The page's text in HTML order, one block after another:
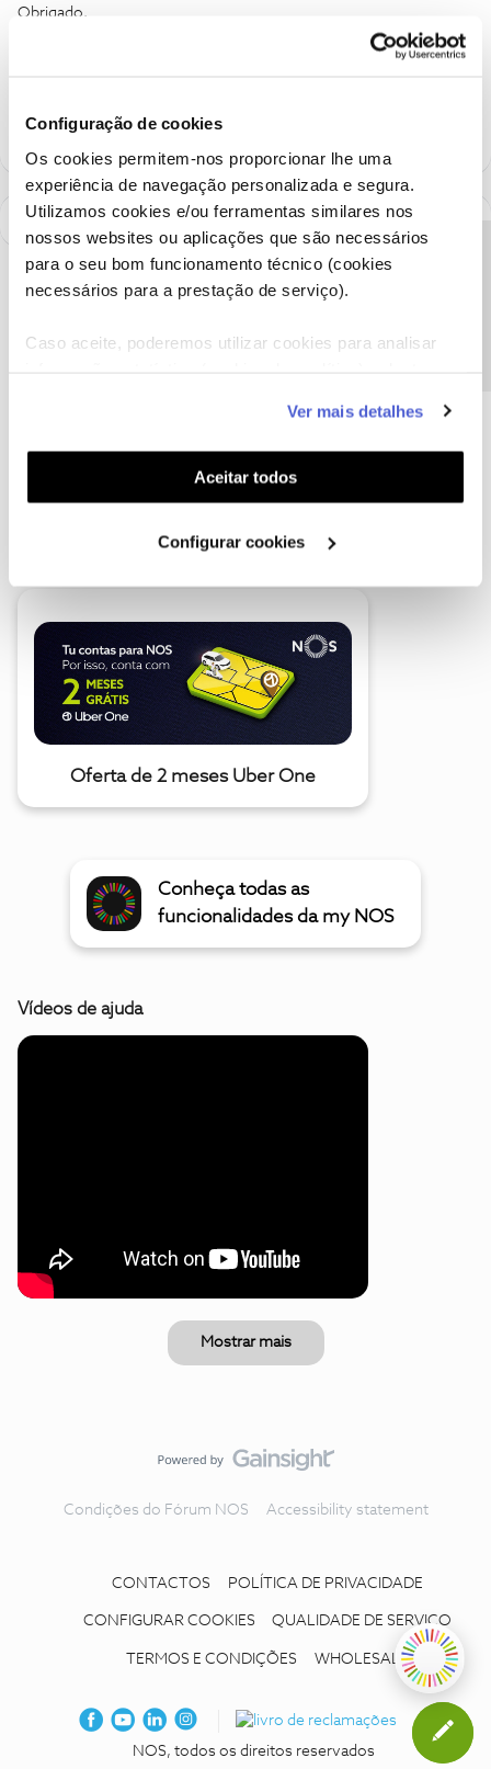
Configuração de cookies
Os cookies permitem-nos proporcionar lhe uma
experiência de navegação personalizada e segura.
Utilizamos cookies e/ou ferramentas similares nos
nossos websites ou aplicações que são necessários
para o seu bom funcionamento técnico (cookies
necessários para a prestação de serviço).
Caso aceite, poderemos utilizar cookies para analisar
funcionalidades (cookies de personalização e
funcionalidade) e adaptar anúncios aos seus interesses
(cookies de publicidade personalizada). Pode gerir a
utilização dos cookies clicando em "Configurar
Ver mais detalhes
Aceitar todos
Configurar cookies
Obrigado,
Oferta de 2 meses Uber One
Conheça todas as
funcionalidades da my NOS
Vídeos de ajuda
Mostrar mais
Condições do Fórum NOS Accessibility statement
CONTACTOS POLÍTICA DE PRIVACIDADE
CONFIGURAR COOKIES QUALIDADE DE SERVIÇO
TERMOS E CONDIÇÕES WHOLESALE
NOS, todos os direitos reservados